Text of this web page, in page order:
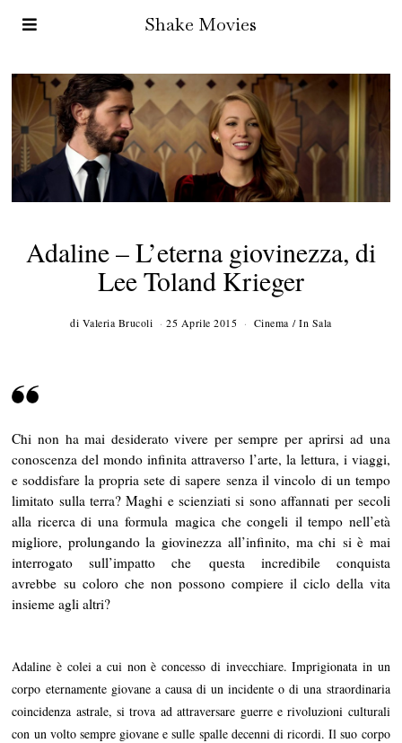
Shake Movies
Adaline – L’eterna giovinezza, di
Lee Toland Krieger
di Valeria Brucoli 25 Aprile 2015 Cinema / In Sala
Chi non ha mai desiderato vivere per sempre per aprirsi ad una
conoscenza del mondo infinita attraverso l’arte, la lettura, i viaggi,
e soddisfare la propria sete di sapere senza il vincolo di un tempo
limitato sulla terra? Maghi e scienziati si sono affannati per secoli
alla ricerca di una formula magica che congeli il tempo nell’età
migliore, prolungando la giovinezza all’infinito, ma chi si è mai
interrogato sull’impatto che questa incredibile conquista
avrebbe su coloro che non possono compiere il ciclo della vita
insieme agli altri?
Adaline è colei a cui non è concesso di invecchiare. Imprigionata in un
corpo eternamente giovane a causa di un incidente o di una straordinaria
coincidenza astrale, si trova ad attraversare guerre e rivoluzioni culturali
con un volto sempre giovane e sulle spalle decenni di ricordi. Il suo corpo